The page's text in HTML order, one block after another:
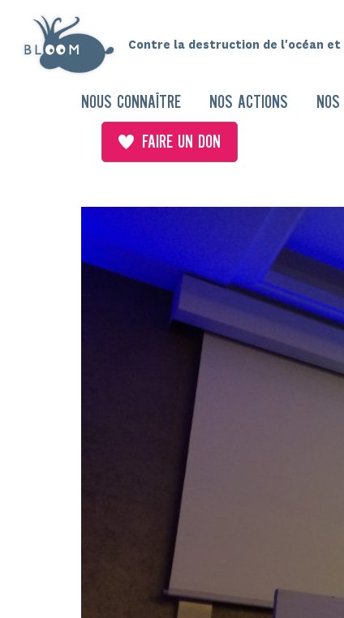
Contre la destruction de l'océan et
NOUS CONNAÎTRE NOS ACTIONS
FAIRE UN DON